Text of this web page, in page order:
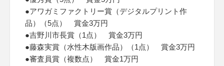
●アワガミファクトリー賞（デジタルプリント作
品）（5点） 賞金3万円
●吉野川市長賞（1点） 賞金3万円
●藤森実賞（水性木版画作品）（1点） 賞金3万円
●審査員賞（複数点） 賞金1万円